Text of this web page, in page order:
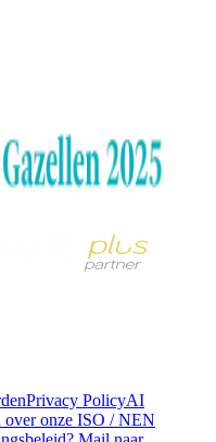
Privacy PolicyAI
over onze ISO / NEN